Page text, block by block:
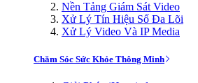
Nền Tảng Giám Sát Video
Xử Lý Tín Hiệu Số Đa Lõi
Xử Lý Video Và IP Media
Chăm Sóc Sức Khỏe Thông Minh